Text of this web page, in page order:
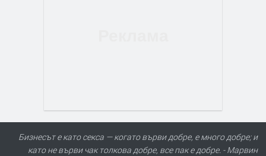
Бизнесът е като секса — когато върви добре, е много добре; и
като не върви чак толкова добре, все пак е добре. - Марвин